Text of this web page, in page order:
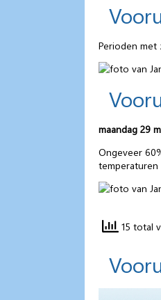
Perioden met
maandag 29
Ongeveer
temperaturen
15 total